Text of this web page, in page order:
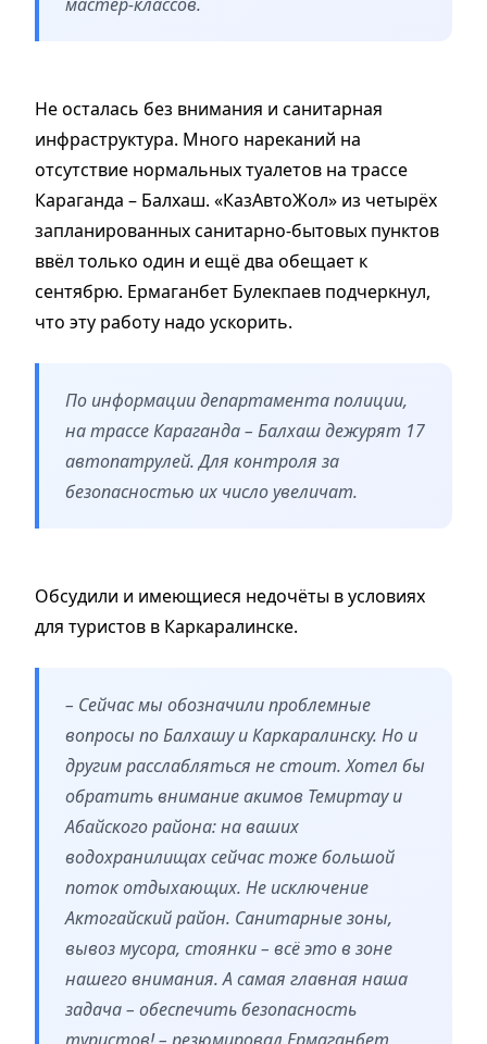
Не осталась без внимания и санитарная
инфраструктура. Много нареканий на
отсутствие нормальных туалетов на трассе
Караганда – Балхаш. «КазАвтоЖол» из четырёх
запланированных санитарно-бытовых пунктов
ввёл только один и ещё два обещает к
сентябрю. Ермаганбет Булекпаев подчеркнул,
что эту работу надо ускорить.
По информации департамента полиции,
на трассе Караганда – Балхаш дежурят 17
автопатрулей. Для контроля за
безопасностью их число увеличат.
Обсудили и имеющиеся недочёты в условиях
для туристов в Каркаралинске.
– Сейчас мы обозначили проблемные
вопросы по Балхашу и Каркаралинску. Но и
другим расслабляться не стоит. Хотел бы
обратить внимание акимов Темиртау и
Абайского района: на ваших
водохранилищах сейчас тоже большой
поток отдыхающих. Не исключение
Актогайский район. Санитарные зоны,
вывоз мусора, стоянки – всё это в зоне
нашего внимания. А самая главная наша
задача – обеспечить безопасность